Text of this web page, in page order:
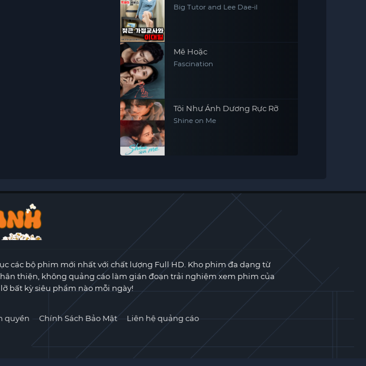
Big Tutor and Lee Dae-il
Mê Hoặc
Fascination
Tôi Như Ánh Dương Rực Rỡ
Shine on Me
các bộ phim mới nhất với chất lượng Full HD. Kho phim đa dạng từ
thiện, không quảng cáo làm gián đoạn trải nghiệm xem phim của
bất kỳ siêu phẩm nào mỗi ngày!
quyền Chính Sách Bảo Mật Liên hệ quảng cáo